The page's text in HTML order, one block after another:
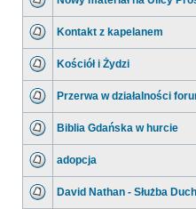
Kontakt z kapelanem
Kościół i Żydzi
Przerwa w działalności
Biblia Gdańska w hurcie
adopcja
David Nathan - Służba